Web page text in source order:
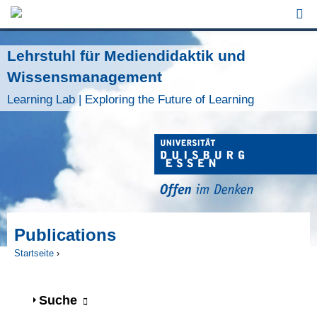
Jump to Navigation
Lehrstuhl für Mediendidaktik und
Wissensmanagement
Learning Lab | Exploring the Future of Learning
Publications
Startseite ›
Anzeigen
Suche